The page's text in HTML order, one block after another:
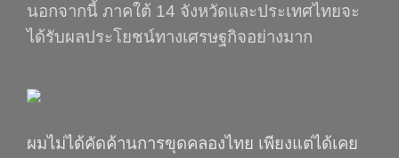
นอกจากนี้ ภาคใต้ 14 จังหวัดและประเทศไทยจะ
ได้รับผลประโยชน์ทางเศรษฐกิจอย่างมาก
ผมไม่ได้คัดค้านการขุดคลองไทย เพียงแต่ได้เคย